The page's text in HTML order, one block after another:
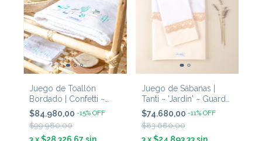
Juego de Toallón
Bordado | Confetti ~
'Llamas Verde'
$84.980,00 -15% OFF
$99.980,00
3x $28.326,67 sin
Juego de Sábanas |
Tanti ~ 'Jardín' ~ Guarda
Natural & Puntilla Rosa
Viejo
$74.680,00 -11% OFF
$83.680,00
3 x $24.893,33 sin